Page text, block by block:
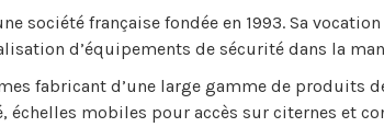
société française fondée en 1993. Sa
d’équipements de sécurité dans la
fabricant d’une large gamme de produits
échelles mobiles pour accès sur citernes et